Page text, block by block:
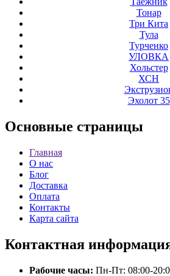
Тонар
Три Кита
Тула
Турченко
УЛОВКА
Хольстер
ХСН
Эхолот 35
Основные страницы
Главная
О нас
Блог
Доставка
Оплата
Контакты
Карта сайта
Контактная
Рабочие часы: Пн-Пт: 08:00-